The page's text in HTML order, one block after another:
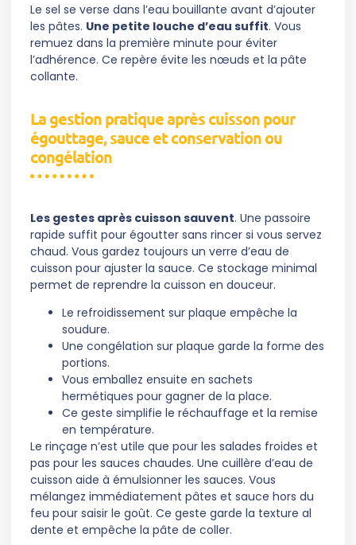
Le sel se verse dans l’eau bouillante avant d’ajouter
les pâtes. Une petite louche d’eau suffit. Vous
remuez dans la première minute pour éviter
l’adhérence. Ce repère évite les nœuds et la pâte
collante.
La gestion pratique après cuisson pour
égouttage, sauce et conservation ou
congélation
Les gestes après cuisson sauvent. Une passoire
rapide suffit pour égoutter sans rincer si vous servez
chaud. Vous gardez toujours un verre d’eau de
cuisson pour ajuster la sauce. Ce stockage minimal
permet de reprendre la cuisson en douceur.
Le refroidissement sur plaque empêche la
soudure.
Une congélation sur plaque garde la forme des
portions.
Vous emballez ensuite en sachets
hermétiques pour gagner de la place.
Ce geste simplifie le réchauffage et la remise
en température.
Le rinçage n’est utile que pour les salades froides et
pas pour les sauces chaudes. Une cuillère d’eau de
cuisson aide à émulsionner les sauces. Vous
mélangez immédiatement pâtes et sauce hors du
feu pour saisir le goût. Ce geste garde la texture al
dente et empêche la pâte de coller.